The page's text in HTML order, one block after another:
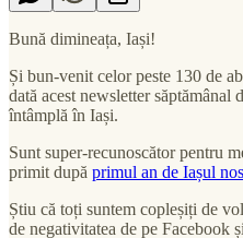
Bună dimineața, Iași!
Și bun-venit celor peste 130 de
dată acest newsletter săptămânal
întâmplă în Iași.
Sunt super-recunoscător pentru
primit după primul an de Iașul
Știu că toți suntem copleșiți de
de negativitatea de pe Facebook